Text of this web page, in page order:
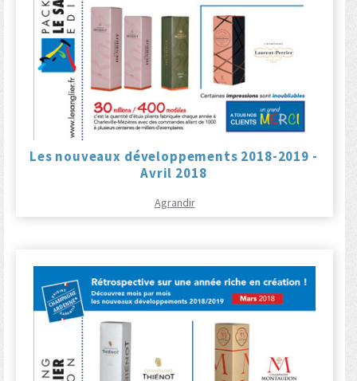
Les nouveaux développements 2018-2019 -
Avril 2018
Agrandir